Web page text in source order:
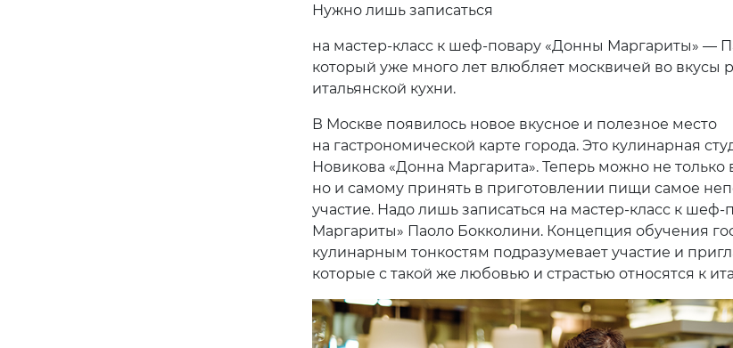
Нужно лишь записаться
на мастер-класс к шеф-повару «Донны Маргариты» —
который уже много лет влюбляет москвичей во вкусы
итальянской кухни.
В Москве появилось новое вкусное и полезное место
на гастрономической карте города. Это кулинарная
Новикова «Донна Маргарита». Теперь можно не только
но и самому принять в приготовлении пищи самое
участие. Надо лишь записаться на мастер-класс к
Маргариты» Паоло Бокколини. Концепция обучения
кулинарным тонкостям подразумевает участие и
которые с такой же любовью и страстью относятся к